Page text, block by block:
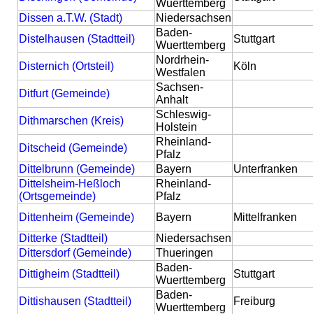
Wuerttemberg
Dissen a.T.W. (Stadt)
Niedersachsen
Distelhausen (Stadtteil)
Baden-
Wuerttemberg
Stuttgart
Disternich (Ortsteil)
Nordrhein-
Westfalen
Köln
Ditfurt (Gemeinde)
Sachsen-
Anhalt
Dithmarschen (Kreis)
Schleswig-
Holstein
Ditscheid (Gemeinde)
Rheinland-
Pfalz
Dittelbrunn (Gemeinde)
Bayern
Unterfranken
Dittelsheim-Heßloch
(Ortsgemeinde)
Rheinland-
Pfalz
Dittenheim (Gemeinde)
Bayern
Mittelfranken
Ditterke (Stadtteil)
Niedersachsen
Dittersdorf (Gemeinde)
Thueringen
Dittigheim (Stadtteil)
Baden-
Wuerttemberg
Stuttgart
Dittishausen (Stadtteil)
Baden-
Wuerttemberg
Freiburg